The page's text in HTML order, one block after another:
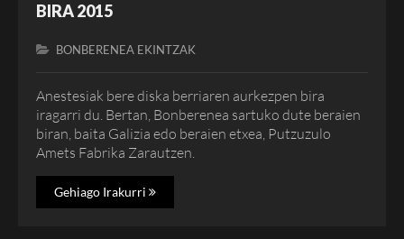
BIRA 2015
BONBERENEA EKINTZAK
Anestesiak bere diska berriaren aurkezpen bira
iragarri du. Bertan, Bonberenea sartuko dute beraien
biran, baita Galizia edo beraien etxea, Putzuzulo
Amets Fabrika Zarautzen.
Gehiago Irakurri